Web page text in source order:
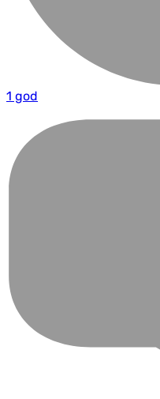
1 god